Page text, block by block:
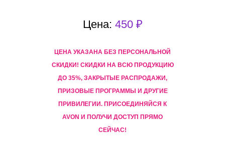
Цена: 450 ₽
ЦЕНА УКАЗАНА БЕЗ ПЕРСОНАЛЬНОЙ
СКИДКИ! CКИДКИ НА ВСЮ ПРОДУКЦИЮ
ДО 35%, ЗАКРЫТЫЕ РАСПРОДАЖИ,
ПРИЗОВЫЕ ПРОГРАММЫ И ДРУГИЕ
ПРИВИЛЕГИИ. ПРИСОЕДИНЯЙСЯ К
AVON И ПОЛУЧИ ДОСТУП ПРЯМО
СЕЙЧАС!